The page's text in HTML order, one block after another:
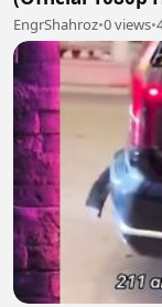
EngrShahroz•0 views•